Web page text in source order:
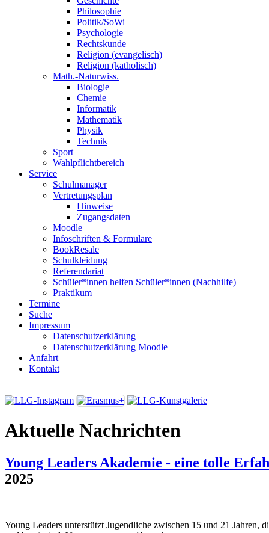
Philosophie
Politik/SoWi
Psychologie
Rechtskunde
Religion (evangelisch)
Religion (katholisch)
Math.-Naturwiss.
Biologie
Chemie
Informatik
Mathematik
Physik
Technik
Sport
Wahlpflichtbereich
Service
Schulmanager
Vertretungsplan
Hinweise
Zugangsdaten
Moodle
Infoschriften & Formulare
BookResale
Schulkleidung
Referendariat
Schüler*innen helfen Schüler*innen (Nachhilfe)
Praktikum
Termine
Suche
Impressum
Datenschutzerklärung
Datenschutzerklärung Moodle
Anfahrt
Kontakt
Aktuelle Nachrichten
Young Leaders Akademie - eine tolle
2025
Young Leaders unterstützt Jugendliche zwischen 15 und 21 Jahren,